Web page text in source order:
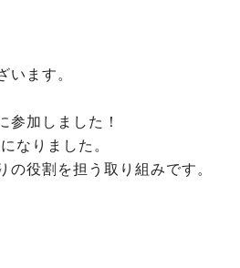
います。
参加しました！
なりました。
役割を担う取り組みです。